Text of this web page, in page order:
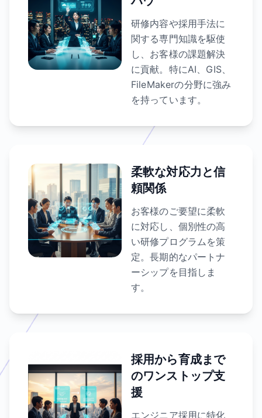
研修内容や採用手法に
関する専門知識を駆使
し、お客様の課題解決
に貢献。特にAI、GIS、
FileMakerの分野に強み
を持っています。
柔軟な対応力と信
頼関係
お客様のご要望に柔軟
に対応し、個別性の高
い研修プログラムを策
定。長期的なパートナ
ーシップを目指しま
す。
採用から育成まで
のワンストップ支
援
エンジニア採用に特化